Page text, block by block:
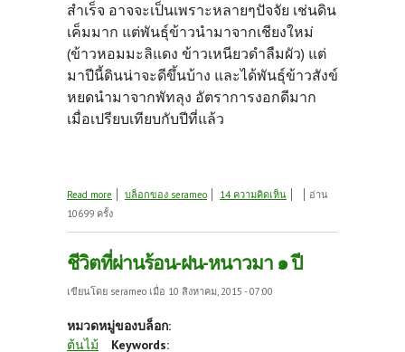
สำเร็จ อาจจะเป็นเพราะหลายๆปัจจัย เช่นดิน
เค็มมาก แต่พันธุ์ข้าวนำมาจากเชียงใหม่
(ข้าวหอมมะลิแดง ข้าวเหนียวดำลืมผัว) แต่
มาปีนี้ดินน่าจะดีขึ้นบ้าง และได้พันธุ์ข้าวสังข์
หยดนำมาจากพัทลุง อัตราการงอกดีมาก
เมื่อเปรียบเทียบกับปีที่แล้ว
Read more about ทำนาทดลองและเพื่อการปรับปรุงสายพันธุ์ ๒
บล็อกของ serameo 14 ความคิดเห็น
อ่าน
10699 ครั้ง
ชีวิตที่ผ่านร้อน-ฝน-หนาวมา ๑ ปี
เขียนโดย serameo เมื่อ 10 สิงหาคม, 2015 - 07:00
หมวดหมู่ของบล็อก:
ต้นไม้
Keywords: